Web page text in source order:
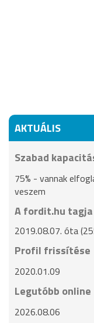
AKTUÁLIS
Szabad
75% - vannak
veszem
A fordit.hu tagja
2019.08.07. óta
Profil frissítése
2020.01.09
Legutóbb online
2026.08.06